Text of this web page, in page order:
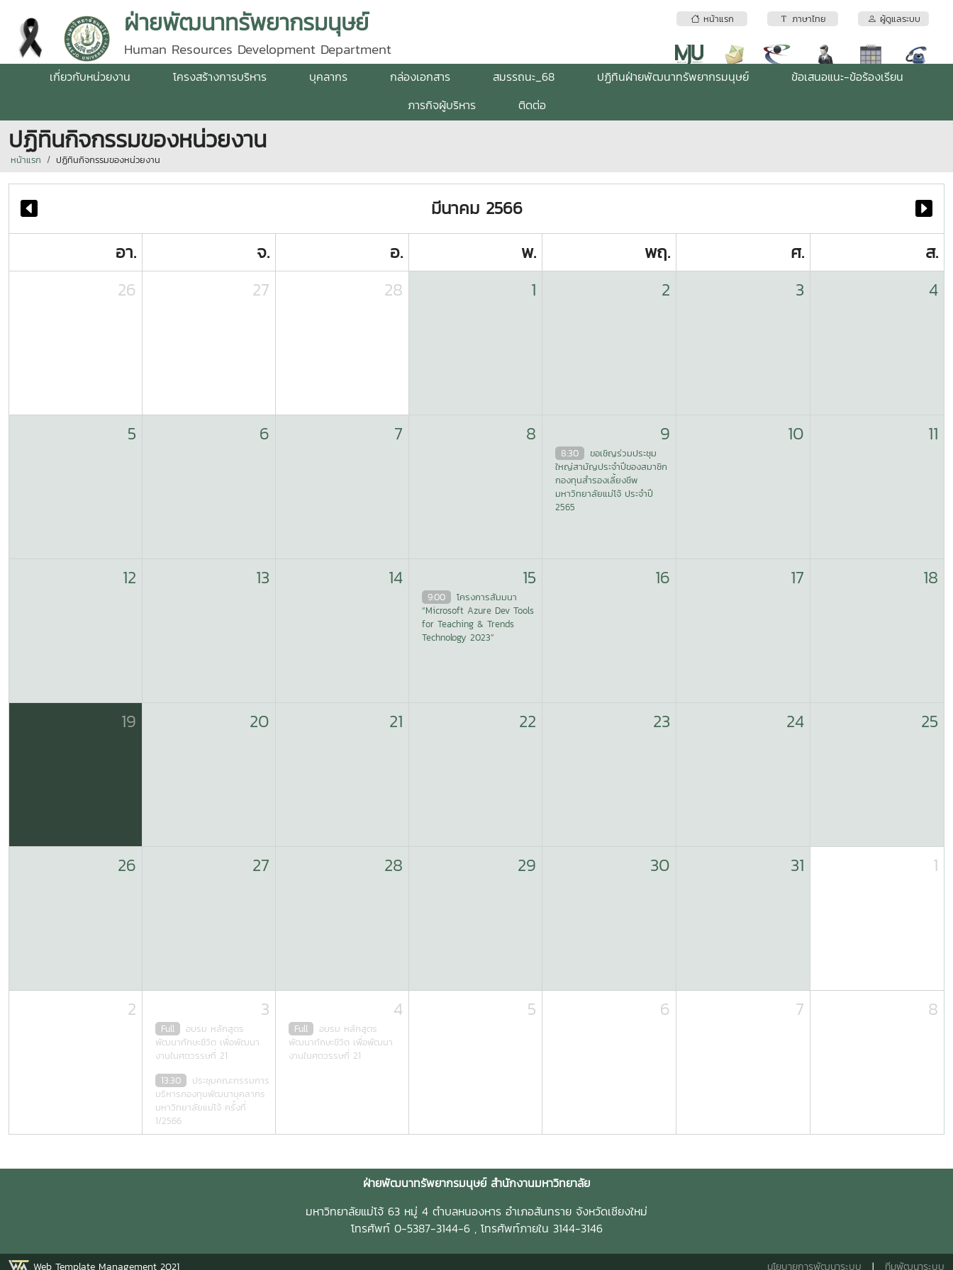
หน้าแรก ภาษาไทย ผู้ดูแลระบบ
ฝ่ายพัฒนาทรัพยากรมนุษย์
Human Resources Development Department
เกี่ยวกับหน่วยงาน โครงสร้างการบริหาร บุคลากร กล่องเอกสาร สมรรถนะ_68 ปฏิทินฝ่ายพัฒนาทรัพยากรมนุษย์
ข้อเสนอแนะ-ข้อร้องเรียน
ภารกิจผู้บริหาร
ติดต่อ
ปฏิทินกิจกรรมของหน่วยงาน
หน้าแรก ปฏิทินกิจกรรมของหน่วยงาน
มีนาคม 2566
อา.
จ. อ. พ. พฤ. ศ.
ส.
26
27 28 1 2 3 4
5 6 7 8 9
8:30
ขอเชิญร่วมประชุม
ใหญ่สามัญประจำปีของสมาชิก
กองทุนสำรองเลี้ยงชีพ
มหาวิทยาลัยแม่โจ้ ประจำปี
2565
10 11
12 13 14 15
9:00
โครงการสัมมนา
“Microsoft Azure Dev Tools
for Teaching & Trends
Technology 2023”
16 17 18
19 20 21 22 23 24 25
26 27 28 29 30 31 1
2 3
Full
อบรม หลักสูตร
พัฒนาทักษะชีวิต เพื่อพัฒนา
งานในศตวรรษที่ 21
13:30
ประชุมคณะกรรมการ
บริหารกองทุนพัฒนาบุคลากร
มหาวิทยาลัยแม่โจ้ ครั้งที่
1/2566
4
Full
อบรม หลักสูตร
พัฒนาทักษะชีวิต เพื่อพัฒนา
งานในศตวรรษที่ 21
5 6 7 8
ฝ่ายพัฒนาทรัพยากรมนุษย์ สำนักงานมหาวิทยาลัย
มหาวิทยาลัยแม่โจ้ 63 หมู่ 4 ตำบลหนองหาร อำเภอสันทราย จังหวัดเชียงใหม่
โทรศัพท์ 0-5387-3144-6 , โทรศัพท์ภายใน 3144-3146
Web Template Management 2021 นโยบายการพัฒนาระบบ | ทีมพัฒนาระบบ